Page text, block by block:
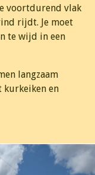
voortdurend vlak
rijdt. Je moet
te wijd in een
langzaam
kurkeiken en